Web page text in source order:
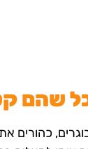
שהם
כהורים